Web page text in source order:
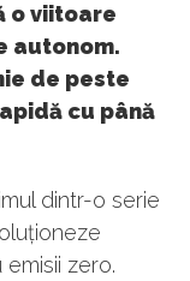
o viitoare
autonom.
de peste
cu până
dintr-o serie
zero.